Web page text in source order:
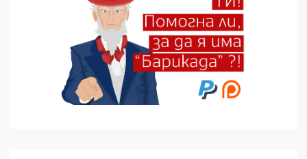
избра да е сред 30
„въздържали се“
Удължаването на „Чат
контрола“ в ЕС е обида за
демокрацията